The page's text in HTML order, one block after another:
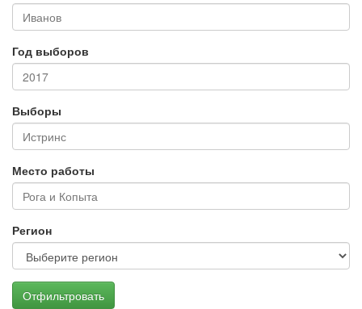
Год выборов
Выборы
Место работы
Регион
Отфильтровать